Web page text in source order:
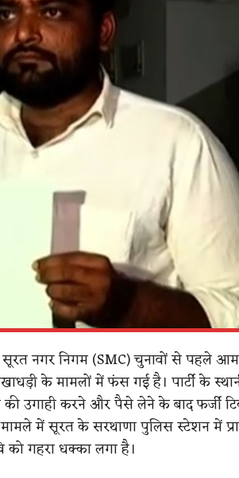
नगर निगम (SMC) चुनावों से पहले आम
के मामलों में फंस गई है। पार्टी के
उगाही करने और पैसे लेने के बाद फर्जी
में सूरत के सरथाणा पुलिस स्टेशन में
को गहरा धक्का लगा है।